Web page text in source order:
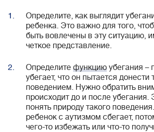
Определите, как выглядит
ребенка. Это важно для того,
быть вовлечены в эту ситуацию,
четкое представление.
Определите функцию убегания –
убегает, что он пытается донести
поведением. Нужно обратить
происходит до и после убегания.
понять природу такого
ребенок с аутизмом сбегает,
чего-то избежать или что-то